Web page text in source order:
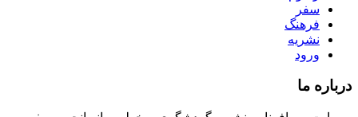
سفر
فرهنگ
نشریه
ورود
درباره ما